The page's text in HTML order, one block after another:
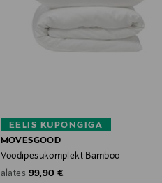
EELIS KUPONGIGA
MOVESGOOD
Voodipesukomplekt Bamboo
alates Original Price
99,90 €